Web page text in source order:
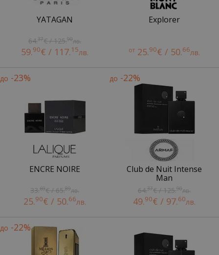
YATAGAN
64.37€ / 125.90лв.
59.90€ / 117.15лв.
Explorer
от 25.90€ / 50.66лв.
до -23%
ENCRE NOIRE
33.69€ / 65.89лв.
25.90€ / 50.66лв.
до -22%
Club de Nuit Intense
Man
64.37€ / 125.90лв.
49.90€ / 97.60лв.
до -22%